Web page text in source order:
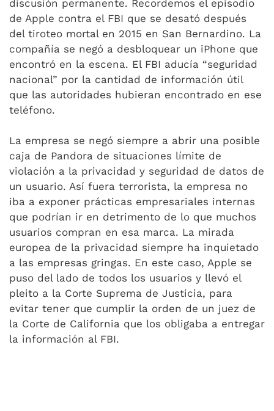
discusión permanente. Recordemos el episodio
de Apple contra el FBI que se desató después
del tiroteo mortal en 2015 en San Bernardino. La
compañía se negó a desbloquear un iPhone que
encontró en la escena. El FBI aducía “seguridad
nacional” por la cantidad de información útil
que las autoridades hubieran encontrado en ese
teléfono.
La empresa se negó siempre a abrir una posible
caja de Pandora de situaciones límite de
violación a la privacidad y seguridad de datos de
un usuario. Así fuera terrorista, la empresa no
iba a exponer prácticas empresariales internas
que podrían ir en detrimento de lo que muchos
usuarios compran en esa marca. La mirada
europea de la privacidad siempre ha inquietado
a las empresas gringas. En este caso, Apple se
puso del lado de todos los usuarios y llevó el
pleito a la Corte Suprema de Justicia, para
evitar tener que cumplir la orden de un juez de
la Corte de California que los obligaba a entregar
la información al FBI.